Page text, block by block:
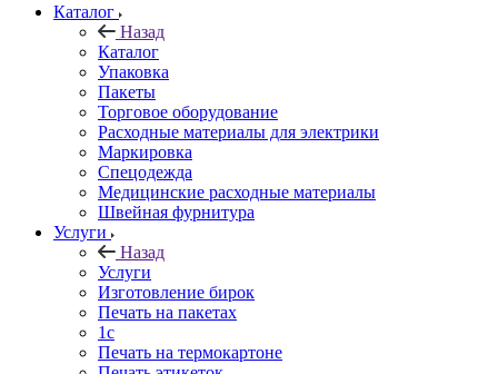
Каталог
Назад
Каталог
Упаковка
Пакеты
Торговое оборудование
Расходные материалы для электрики
Маркировка
Спецодежда
Медицинские расходные материалы
Швейная фурнитура
Услуги
Назад
Услуги
Изготовление бирок
Печать на пакетах
1c
Печать на термокартоне